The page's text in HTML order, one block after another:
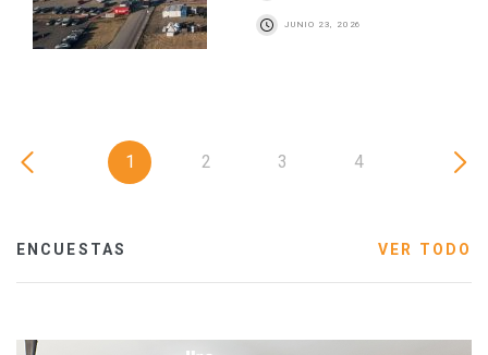
JUNIO 23, 2026
1 2 3 4
ENCUESTAS VER TODO